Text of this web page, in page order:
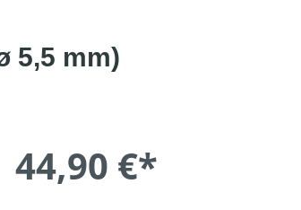
5,5 mm)
44,90 €*